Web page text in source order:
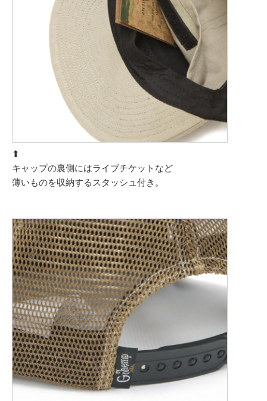
⬆︎
キャップの裏側にはライブチケットなど
薄いものを収納するスタッシュ付き。